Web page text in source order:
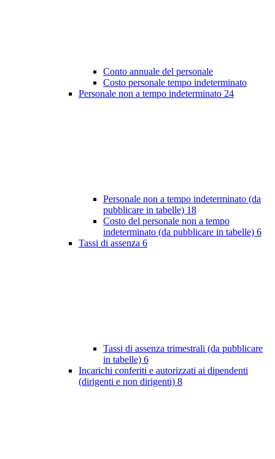
Conto annuale del personale
Costo personale tempo indeterminato
Personale non a tempo indeterminato 24
Personale non a tempo indeterminato (da
pubblicare in tabelle) 18
Costo del personale non a tempo
indeterminato (da pubblicare in tabelle) 6
Tassi di assenza 6
Tassi di assenza trimestrali (da pubblicare
in tabelle) 6
Incarichi conferiti e autorizzati ai dipendenti
(dirigenti e non dirigenti) 8